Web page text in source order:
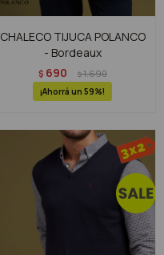
CHALECO TIJUCA POLANCO
- Bordeaux
$ 690 $1.690
59